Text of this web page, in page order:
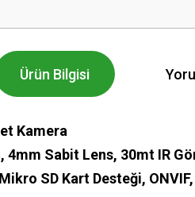
Ürün Bilgisi
Kamera
4mm Sabit Lens, 30mt IR
SD Kart Desteği, ONVIF,